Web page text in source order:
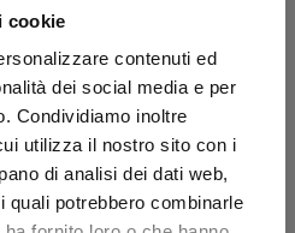
cookie
contenuti ed
dei social media e per
Condividiamo inoltre
utilizza il nostro sito con i
di analisi dei dati web,
quali potrebbero combinarle
NON CI SEPARI n. 7
2023